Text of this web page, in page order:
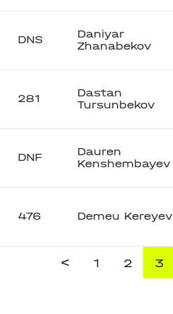
DNS
Daniyar
Zhanabekov
281
Dastan
Tursunbekov
DNF
Dauren
Kenshembayev
476 Demeu Kereyev
< 1 2 3